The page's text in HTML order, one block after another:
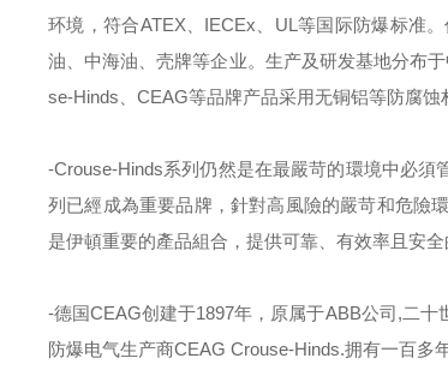
环境，符合ATEX IECEx UL 等国际防爆标准
油、中海油、壳牌等企业。生产及研发基地分布
se-Hinds
CEAG等品牌产品采用无铜铝等防腐蚀
-Crouse-Hinds系列仍然是在最嚴苛的環境中必須
列已經成為重要品牌，針對高風險的嚴苛和危險
是伊頓重要的產品組合，提供可靠、有效率且安全
-德国CEAG创建于1897年，原属于ABB公司,二十
防爆电气生产商CEAG Crouse-Hinds.拥有一百多